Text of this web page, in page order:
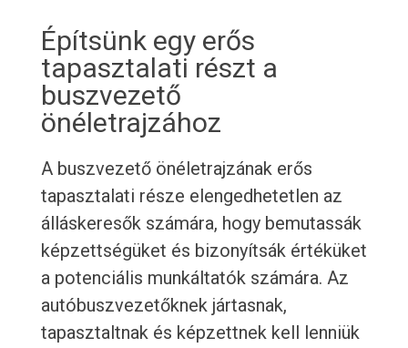
Építsünk egy erős
tapasztalati részt a
buszvezető
önéletrajzához
A buszvezető önéletrajzának erős
tapasztalati része elengedhetetlen az
álláskeresők számára, hogy bemutassák
képzettségüket és bizonyítsák értéküket
a potenciális munkáltatók számára. Az
autóbuszvezetőknek jártasnak,
tapasztaltnak és képzettnek kell lenniük